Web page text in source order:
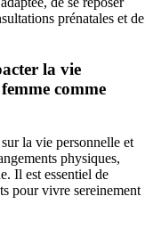
prénatales et de
la vie
comme
la vie personnelle et
physiques,
Il est essentiel de
pour vivre sereinement